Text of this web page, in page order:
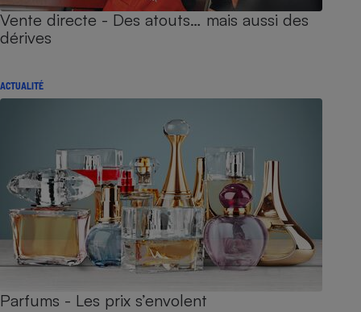
Vente directe - Des atouts… mais aussi des
dérives
ACTUALITÉ
Parfums - Les prix s’envolent